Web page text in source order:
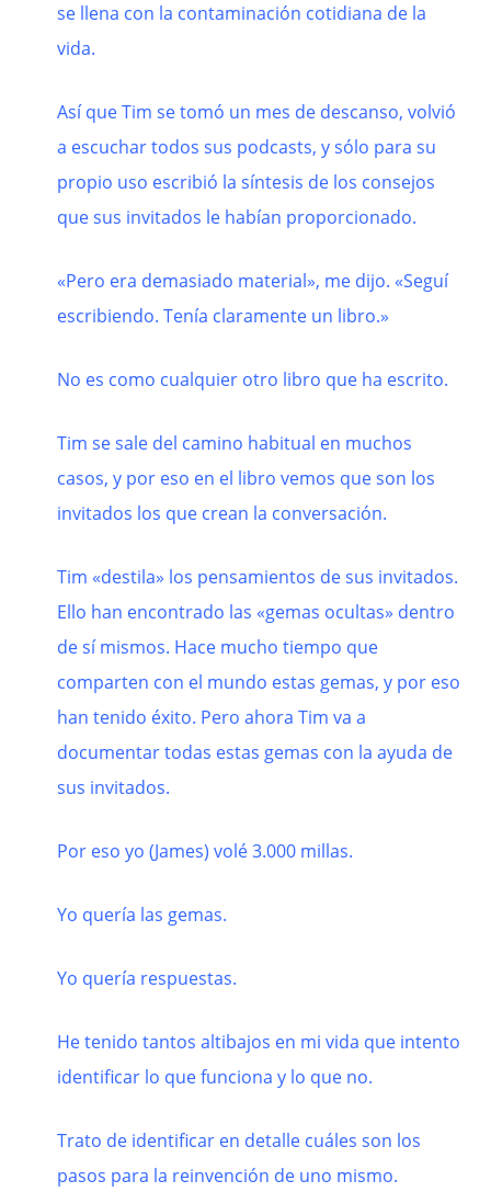
se llena con la contaminación cotidiana de la
vida.
Así que Tim se tomó un mes de descanso, volvió
a escuchar todos sus podcasts, y sólo para su
propio uso escribió la síntesis de los consejos
que sus invitados le habían proporcionado.
«Pero era demasiado material», me dijo. «Seguí
escribiendo. Tenía claramente un libro.»
No es como cualquier otro libro que ha escrito.
Tim se sale del camino habitual en muchos
casos, y por eso en el libro vemos que son los
invitados los que crean la conversación.
Tim «destila» los pensamientos de sus invitados.
Ello han encontrado las «gemas ocultas» dentro
de sí mismos. Hace mucho tiempo que
comparten con el mundo estas gemas, y por eso
han tenido éxito. Pero ahora Tim va a
documentar todas estas gemas con la ayuda de
sus invitados.
Por eso yo (James) volé 3.000 millas.
Yo quería las gemas.
Yo quería respuestas.
He tenido tantos altibajos en mi vida que intento
identificar lo que funciona y lo que no.
Trato de identificar en detalle cuáles son los
pasos para la reinvención de uno mismo.